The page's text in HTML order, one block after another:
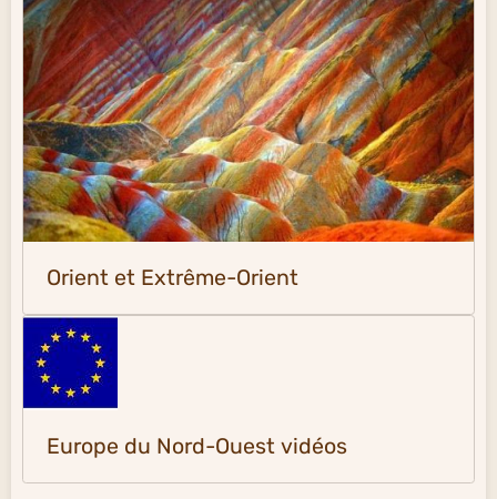
Orient et Extrême-Orient
Europe du Nord-Ouest vidéos